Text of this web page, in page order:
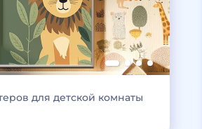
для детской комнаты